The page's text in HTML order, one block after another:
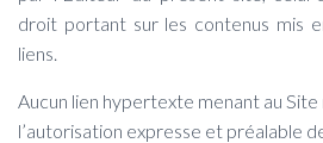
droit portant sur les contenus mis
liens.
Aucun lien hypertexte menant au
l’autorisation expresse et préalable